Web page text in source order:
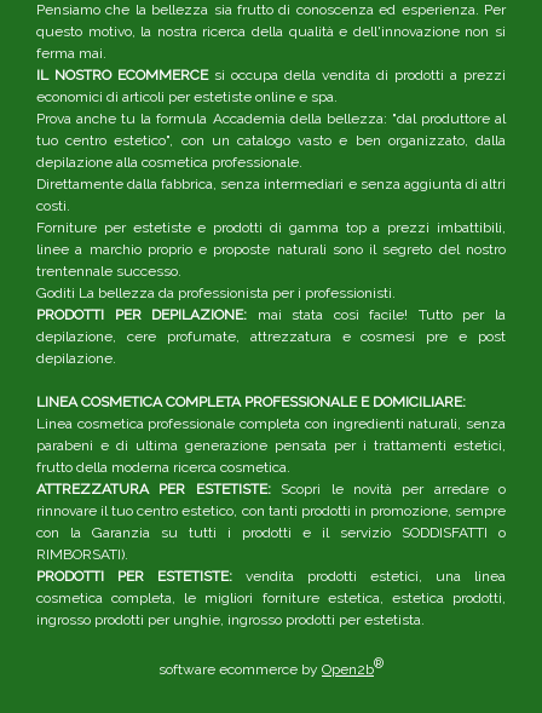
Pensiamo che la bellezza sia frutto di conoscenza ed esperienza. Per
questo motivo, la nostra ricerca della qualità e dell'innovazione non si
ferma mai.
IL NOSTRO ECOMMERCEsi occupa della vendita di prodotti a prezzi
economici di articoli per estetiste online e spa.
Prova anche tu la formula Accademia della bellezza: "dal produttore al
tuo centro estetico", con un catalogo vasto e ben organizzato, dalla
depilazione alla cosmetica professionale.
Direttamente dalla fabbrica, senza intermediari e senza aggiunta di altri
costi.
Forniture per estetiste e prodotti di gamma top a prezzi imbattibili,
linee a marchio proprio e proposte naturali sono il segreto del nostro
trentennale successo.
Goditi La bellezza da professionista per i professionisti.
PRODOTTI PER DEPILAZIONE: mai stata così facile! Tutto per la
depilazione, cere profumate, attrezzatura e cosmesi pre e post
depilazione.
LINEA COSMETICA COMPLETA PROFESSIONALE E DOMICILIARE:
Linea cosmetica professionale completa con ingredienti naturali, senza
parabeni e di ultima generazione pensata per i trattamenti estetici,
frutto della moderna ricerca cosmetica.
ATTREZZATURA PER ESTETISTE:Scopri le novità per arredare o
rinnovare il tuo centro estetico, con tanti prodotti in promozione, sempre
con la Garanzia su tutti i prodotti e il servizio SODDISFATTI o
RIMBORSATI).
PRODOTTI PER ESTETISTE: vendita prodotti estetici, una linea
cosmetica completa, le migliori forniture estetica, estetica prodotti,
ingrosso prodotti per unghie, ingrosso prodotti per estetista.
software ecommerce by Open2b®